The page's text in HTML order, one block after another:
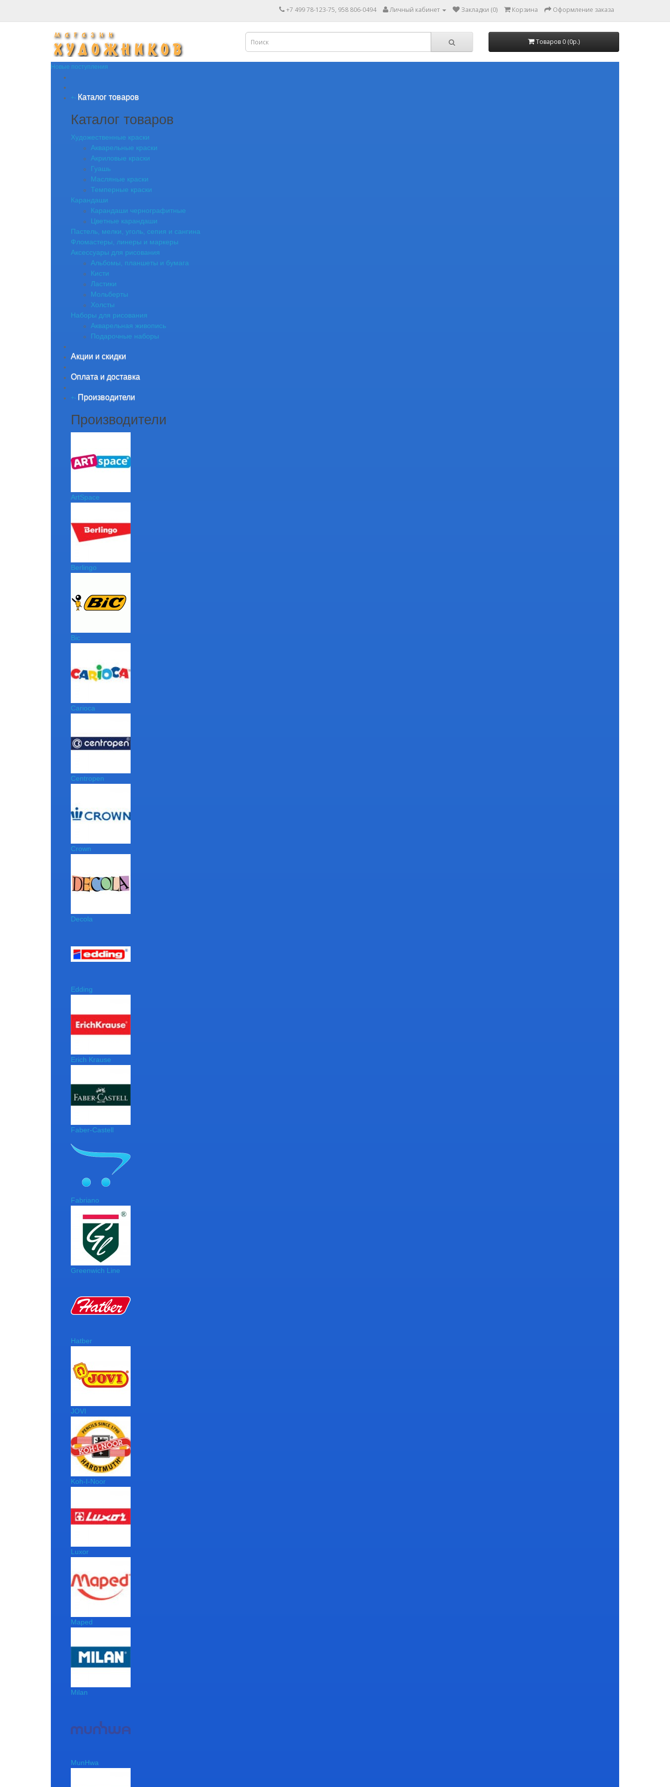
+7 499 78-123-75, 958 806-0494 Личный кабинет Закладки (0) Корзина Оформление заказа
Товаров 0 (0р.)
Новые поступления
+- Каталог товаров
Каталог товаров
Художественные краски
Акварельные краски
Акриловые краски
Гуашь
Масляные краски
Темперные краски
Карандаши
Карандаши чернографитные
Цветные карандаши
Пастель, мелки, уголь, сепия и сангина
Фломастеры, линеры и маркеры
Аксессуары для рисования
Альбомы, планшеты и бумага
Кисти
Ластики
Мольберты
Холсты
Наборы для рисования
Акварельная живопись
Подарочные наборы
Акции и скидки
Оплата и доставка
+- Производители
Производители
ArtSpace
Berlingo
Bic
Carioca
Centropen
Crown
Decola
Edding
Erich Krause
Faber-Castell
Fabriano
Greenwich Line
Hatber
JOVI
Koh-I-Noor
Luxor
Maped
Milan
MunHwa